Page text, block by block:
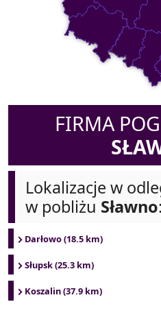
FIRMA
Lokalizacje w
w pobliżu Sławno:
Darłowo (18.5 km)
Słupsk (25.3 km)
Koszalin (37.9 km)